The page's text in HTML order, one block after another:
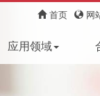
首页 网
应用领域